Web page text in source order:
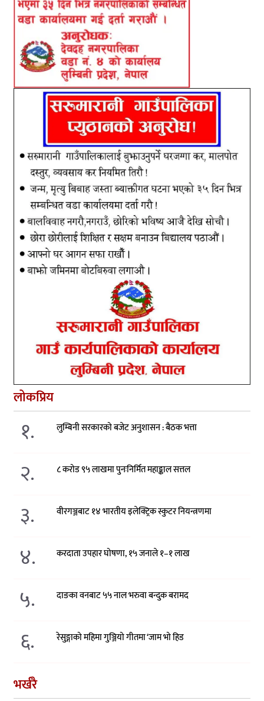
लोकप्रिय
१. लुम्बिनी सरकारको बजेट अनुशासन : बैठक भत्ता
२. ८ करोड ९५ लाखमा पुनःनिर्मित महाङ्काल सत्तल
३. वीरगञ्जबाट १४ भारतीय इलेक्ट्रिक स्कुटर नियन्त्रणमा
४. करदाता उपहार घोषणा, १५ जनाले १–१ लाख
५. दाङका वनबाट ५५ नाल भरुवा बन्दुक बरामद
६. रेसुङ्गाको महिमा गुञ्जियो गीतमा ‘जाम भो हिड
भर्खरै